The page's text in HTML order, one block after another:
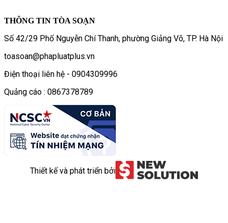
THÔNG TIN TÒA SOẠN
Số 42/29 Phố Nguyễn Chí Thanh, phường Giảng Võ, TP. Hà Nội
toasoan@phapluatplus.vn
Điện thoại liên hệ - 0904309996
Quảng cáo : 0867378789
Thiết kế và phát triển bởi